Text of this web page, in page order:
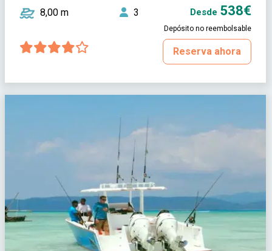
8,00 m 3 Desde 538€
Depósito no reembolsable
Reserva ahora